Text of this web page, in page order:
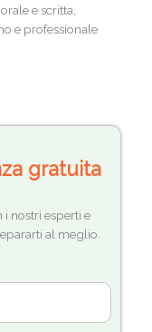
e scritta,
e professionale
gratuita
nostri esperti e
al meglio.